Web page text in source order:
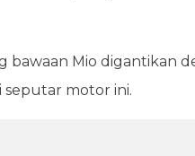
bawaan Mio digantikan
seputar motor ini.